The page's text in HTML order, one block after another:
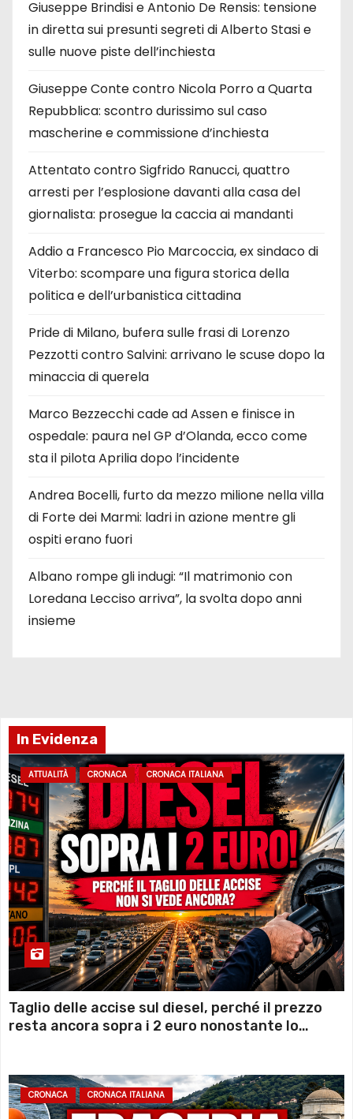
Giuseppe Brindisi e Antonio De Rensis: tensione
in diretta sui presunti segreti di Alberto Stasi e
sulle nuove piste dell’inchiesta
Giuseppe Conte contro Nicola Porro a Quarta
Repubblica: scontro durissimo sul caso
mascherine e commissione d’inchiesta
Attentato contro Sigfrido Ranucci, quattro
arresti per l’esplosione davanti alla casa del
giornalista: prosegue la caccia ai mandanti
Addio a Francesco Pio Marcoccia, ex sindaco di
Viterbo: scompare una figura storica della
politica e dell’urbanistica cittadina
Pride di Milano, bufera sulle frasi di Lorenzo
Pezzotti contro Salvini: arrivano le scuse dopo la
minaccia di querela
Marco Bezzecchi cade ad Assen e finisce in
ospedale: paura nel GP d’Olanda, ecco come
sta il pilota Aprilia dopo l’incidente
Andrea Bocelli, furto da mezzo milione nella villa
di Forte dei Marmi: ladri in azione mentre gli
ospiti erano fuori
Albano rompe gli indugi: “Il matrimonio con
Loredana Lecciso arriva”, la svolta dopo anni
insieme
In Evidenza
ATTUALITÀ CRONACA CRONACA ITALIANA
Taglio delle accise sul diesel, perché il prezzo
resta ancora sopra i 2 euro nonostante lo
CRONACA CRONACA ITALIANA